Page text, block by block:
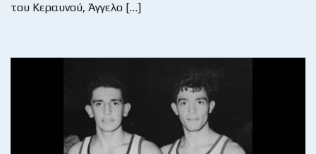
του Κεραυνού, Άγγελο […]